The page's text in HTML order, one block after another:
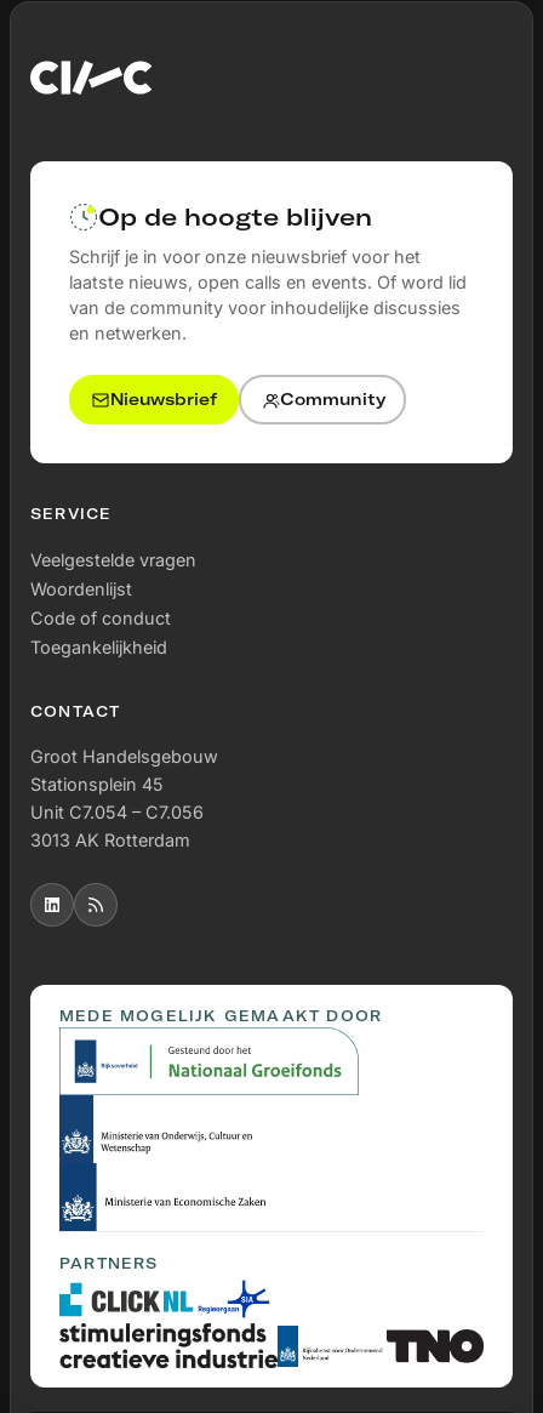
Op de hoogte blijven
Schrijf je in voor onze nieuwsbrief voor het
laatste nieuws, open calls en events. Of word lid
van de community voor inhoudelijke discussies
en netwerken.
Nieuwsbrief Community
SERVICE
Veelgestelde vragen
Woordenlijst
Code of conduct
Toegankelijkheid
CONTACT
Groot Handelsgebouw
Stationsplein 45
Unit C7.054 – C7.056
3013 AK Rotterdam
MEDE MOGELIJK GEMAAKT DOOR
PARTNERS